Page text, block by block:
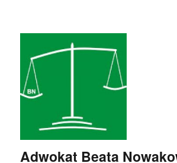
Adwokat Beata